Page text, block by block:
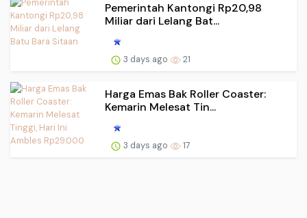
Pemerintah Kantongi Rp20,98
Miliar dari Lelang Bat...
3 days ago 21
Harga Emas Bak Roller Coaster:
Kemarin Melesat Tin...
3 days ago 17